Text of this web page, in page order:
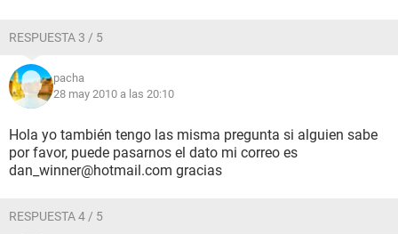
RESPUESTA 3 / 5
pacha
28 may 2010 a las 20:10
Hola yo también tengo las misma pregunta si alguien sabe
por favor, puede pasarnos el dato mi correo es
dan_winner@hotmail.com gracias
RESPUESTA 4 / 5